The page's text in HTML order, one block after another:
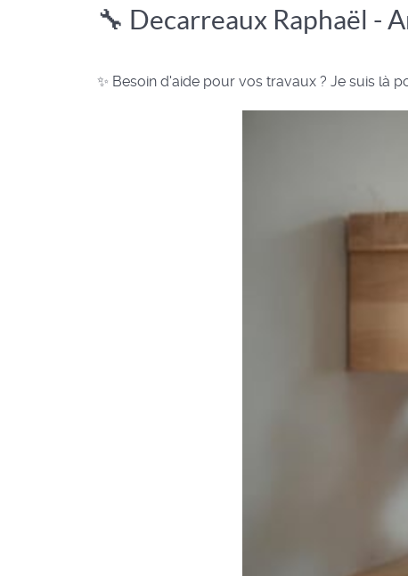
🔧 Decarreaux Raphaël -
✨ Besoin d'aide pour vos travaux ? Je suis là